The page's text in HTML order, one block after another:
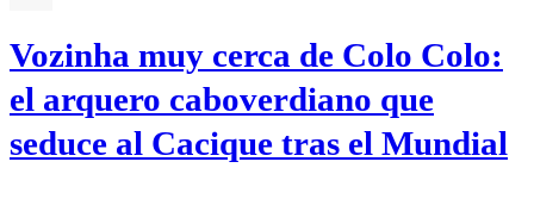
Vozinha muy cerca de Colo Colo:
el arquero caboverdiano que
seduce al Cacique tras el Mundial